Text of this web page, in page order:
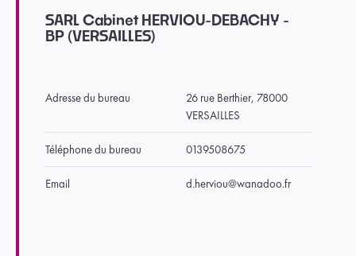
SARL Cabinet HERVIOU-DEBACHY -
BP (VERSAILLES)
Adresse du bureau
26 rue Berthier, 78000
VERSAILLES
Téléphone du bureau 0139508675
Email d.herviou@wanadoo.fr